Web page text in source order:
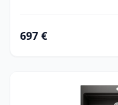
697 €